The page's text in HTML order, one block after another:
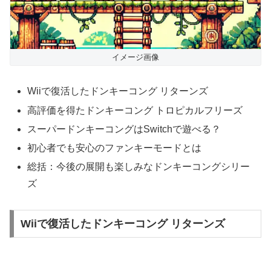
イメージ画像
Wiiで復活したドンキーコング リターンズ
高評価を得たドンキーコング トロピカルフリーズ
スーパードンキーコングはSwitchで遊べる？
初心者でも安心のファンキーモードとは
総括：今後の展開も楽しみなドンキーコングシリー
ズ
Wiiで復活したドンキーコング リターンズ